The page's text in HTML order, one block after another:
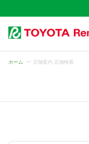
ホーム 店舗案内 店舗検索